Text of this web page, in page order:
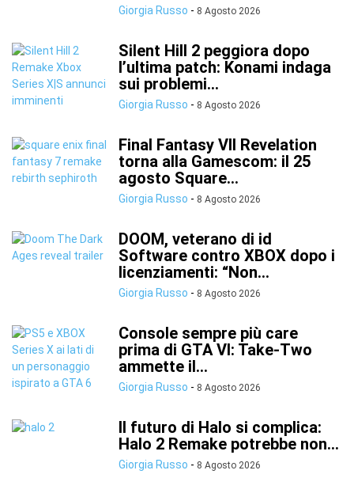
Giorgia Russo - 8 Agosto 2026
Silent Hill 2 peggiora dopo
l’ultima patch: Konami indaga
sui problemi...
Giorgia Russo - 8 Agosto 2026
Final Fantasy VII Revelation
torna alla Gamescom: il 25
agosto Square...
Giorgia Russo - 8 Agosto 2026
DOOM, veterano di id
Software contro XBOX dopo i
licenziamenti: “Non...
Giorgia Russo - 8 Agosto 2026
Console sempre più care
prima di GTA VI: Take-Two
ammette il...
Giorgia Russo - 8 Agosto 2026
Il futuro di Halo si complica:
Halo 2 Remake potrebbe non...
Giorgia Russo - 8 Agosto 2026